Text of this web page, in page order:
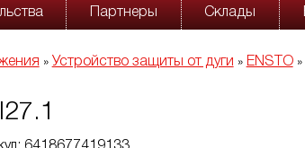
Партнеры Склады
» Устройство защиты от дуги » ENSTO»